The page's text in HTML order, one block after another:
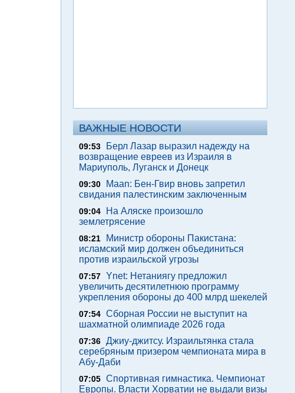
ВАЖНЫЕ НОВОСТИ
09:53
Берл Лазар выразил надежду на
возвращение евреев из Израиля в
Мариуполь, Луганск и Донецк
09:30
Maan: Бен-Гвир вновь запретил
свидания палестинским заключенным
09:04
На Аляске произошло
землетрясение
08:21
Министр обороны Пакистана:
исламский мир должен объединиться
против израильской угрозы
07:57 Ynet: Нетаниягу предложил
увеличить десятилетнюю программу
укрепления обороны до 400 млрд шекелей
07:54 Сборная России не выступит на
шахматной олимпиаде 2026 года
07:36 Джиу-джитсу. Израильтянка стала
серебряным призером чемпионата мира в
Абу-Даби
07:05 Спортивная гимнастика. Чемпионат
Европы. Власти Хорватии не выдали визы